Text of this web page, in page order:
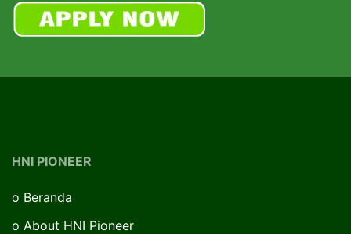
HNI PIONEER
o Beranda
o About HNI Pioneer